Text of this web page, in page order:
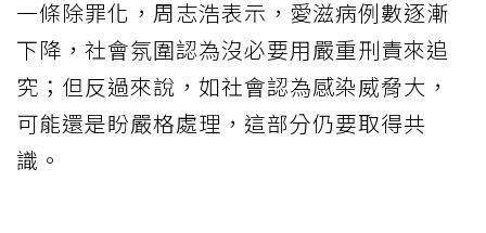
一條除罪化，周志浩表示，愛滋病例數逐漸
下降，社會氛圍認為沒必要用嚴重刑責來追
究；但反過來說，如社會認為感染威脅大，
可能還是盼嚴格處理，這部分仍要取得共
識。